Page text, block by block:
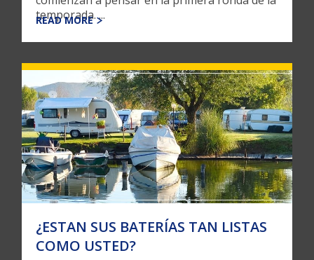
temporada. ...
READ MORE
¿ESTAN SUS BATERÍAS TAN LISTAS
COMO USTED?